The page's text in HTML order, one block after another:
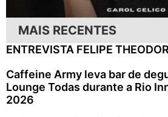
MAIS RECENTES
ENTREVISTA FELIPE
Caffeine Army leva bar de
Lounge Todas durante a Rio
2026